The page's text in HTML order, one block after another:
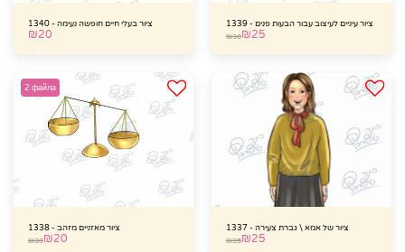
ציור בעלי חיים חופשה נעימה - 1340
₪20
ציור עיניים לעיצוב עבור הבעות פנים - 1339
₪30₪25
2 файла
ציור מאזניים מזהב - 1338
₪30₪20
ציור של אמא \ גברת צעירה - 1337
₪35₪25